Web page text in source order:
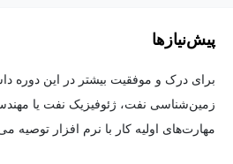
پیش‌نیاز‌ها
برای درک و موفقیت بیشتر در این دوره
زمین‌شناسی نفت، ژئوفیزیک نفت یا
مهارت‌های اولیه کار با نرم افزار توصیه